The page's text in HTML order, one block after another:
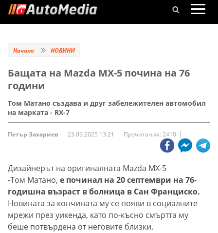
Начало НОВИНИ
Бащата на Mazda MX-5 почина на 76
години
Том Матано създава и друг забележителен автомобил
на марката - RX-7
Петър Захариев 23.09.2025 13:21 Прочитания: 2410
Дизайнерът на оригиналната Mazda MX-5
-Том Матано, e починал на 20 септември на 76-
годишна възраст в болница в Сан Франциско.
Новината за кончината му се появи в социалните
мрежи през уикенда, като по-късно смъртта му
беше потвърдена от неговите близки.